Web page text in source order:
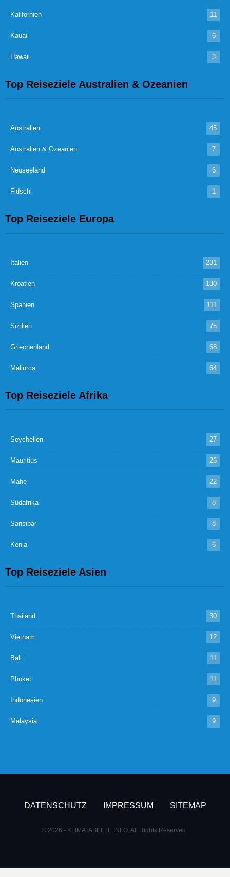
Kalifornien 11
Kauai 6
Hawaii 3
Top Reiseziele Australien & Ozeanien
Australien 45
Australien & Ozeanien 7
Neuseeland 6
Fidschi 1
Top Reiseziele Europa
Italien 231
Kroatien 130
Spanien 111
Sizilien 75
Griechenland 68
Mallorca 64
Top Reiseziele Afrika
Seychellen 27
Mauritius 26
Mahe 22
Südafrika 8
Sansibar 8
Kenia 6
Top Reiseziele Asien
Thailand 30
Vietnam 12
Bali 11
Phuket 11
Indonesien 9
Malaysia 9
DATENSCHUTZ IMPRESSUM SITEMAP
© 2026 - KLIMATABELLE.INFO. All Rights Reserved.